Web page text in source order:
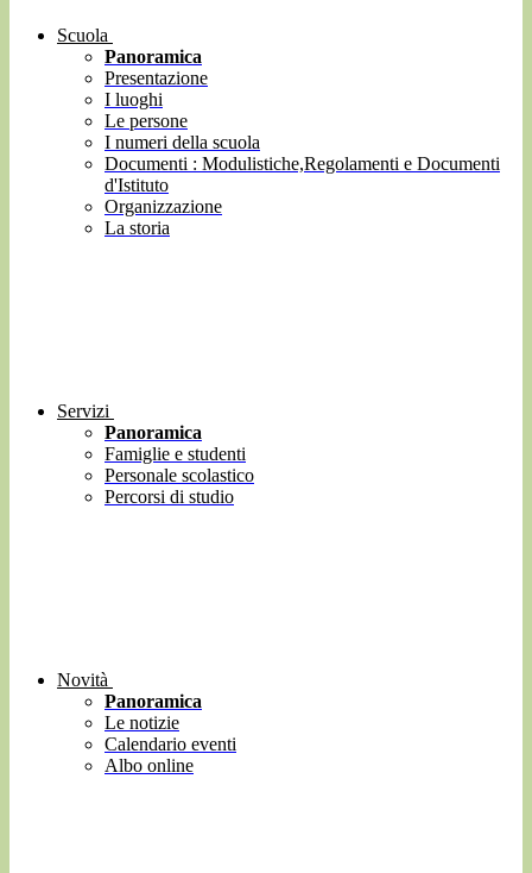
Scuola
Panoramica
Presentazione
I luoghi
Le persone
I numeri della scuola
Documenti : Modulistiche,Regolamenti e Documenti
d'Istituto
Organizzazione
La storia
Servizi
Panoramica
Famiglie e studenti
Personale scolastico
Percorsi di studio
Novità
Panoramica
Le notizie
Calendario eventi
Albo online